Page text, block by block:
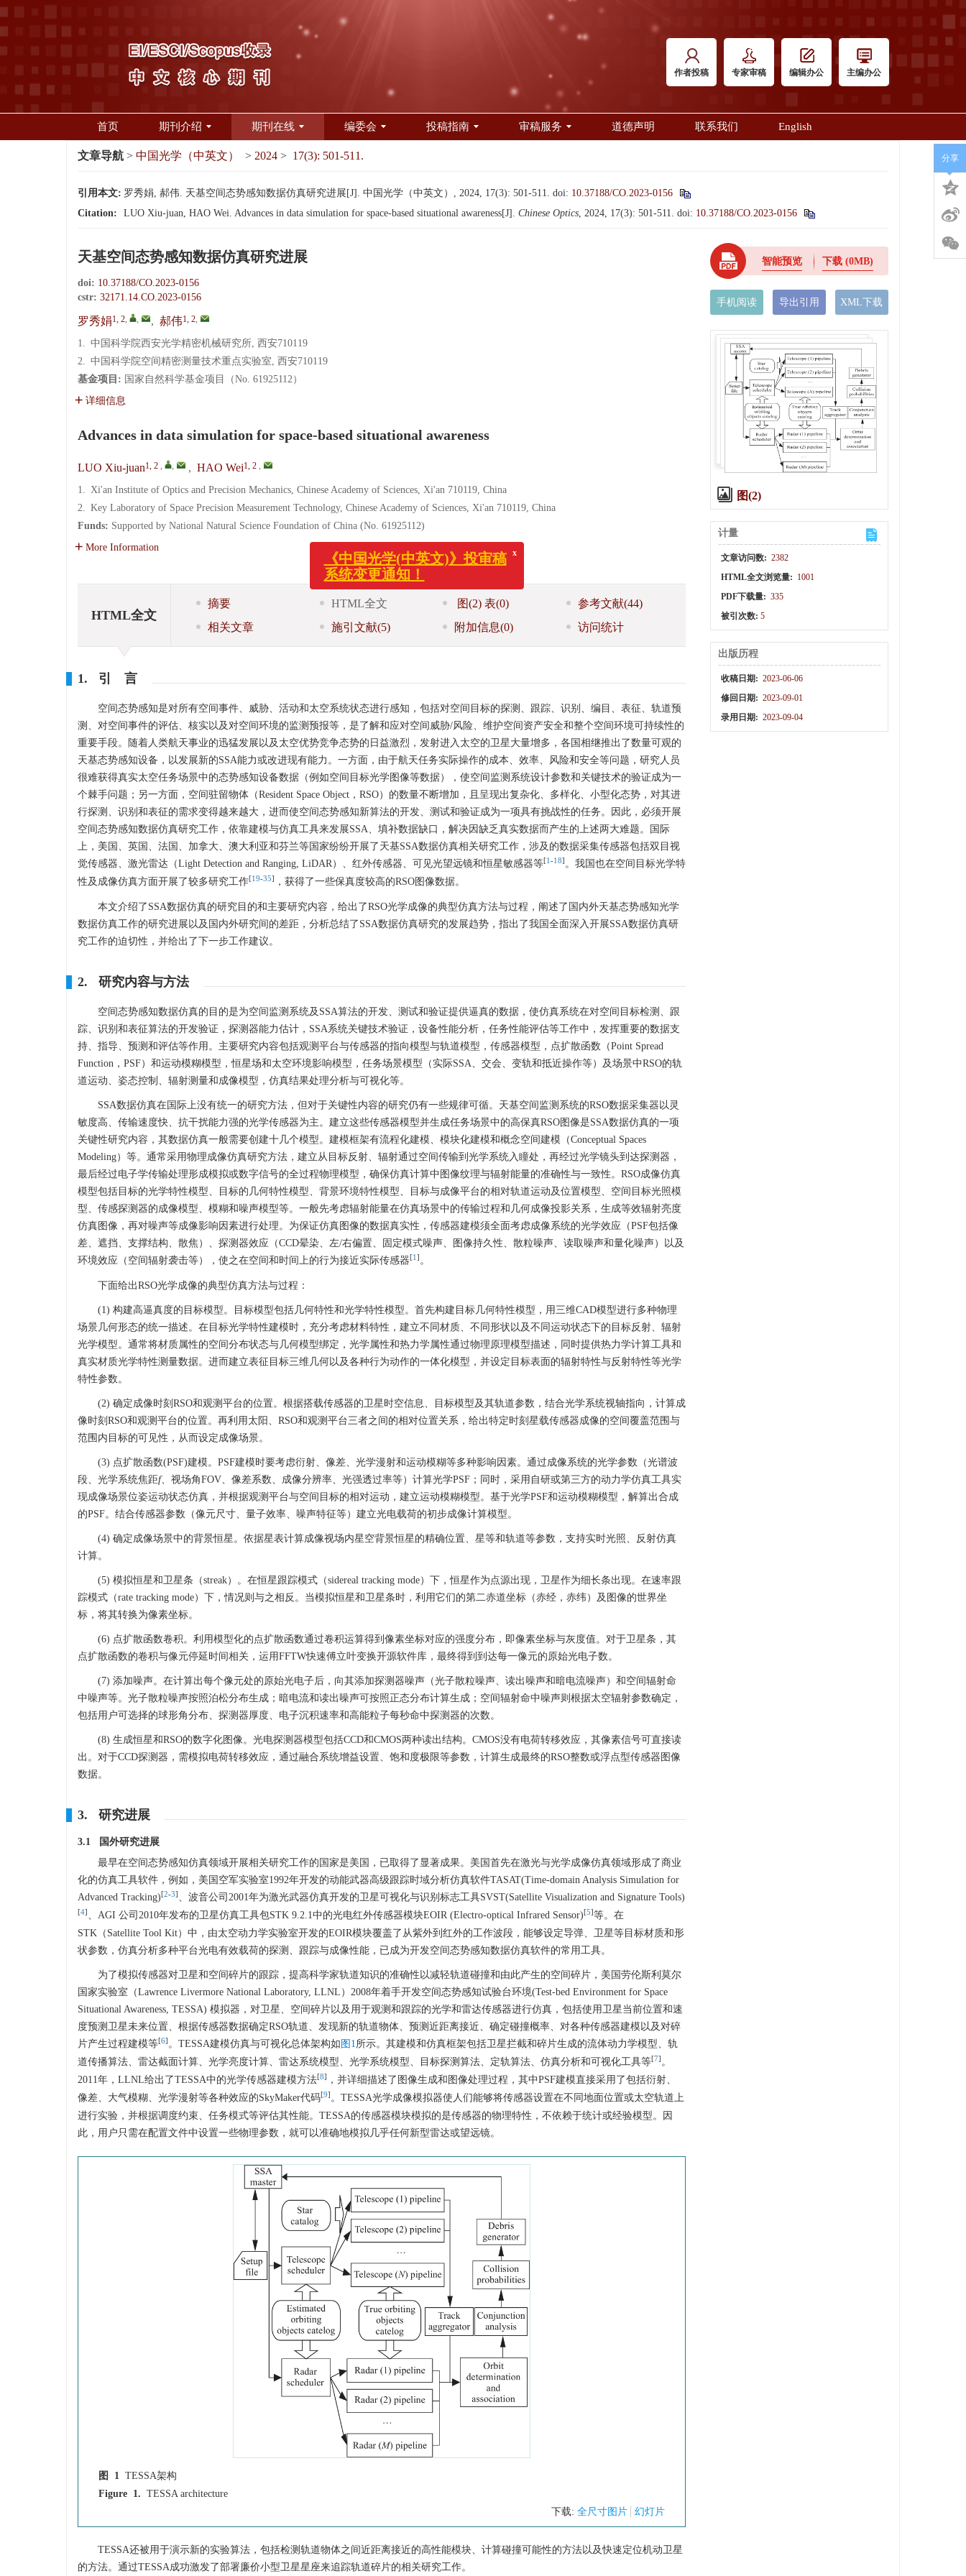
作者投稿 专家审稿 编辑办公 主编办公
首页 期刊介绍 期刊在线 编委会 投稿指南 审稿服务 道德声明 联系我们 English
文章导航 > 中国光学（中英文） > 2024 > 17(3): 501-511.
引用本文: 罗秀娟, 郝伟. 天基空间态势感知数据仿真研究进展[J]. 中国光学（中英文）, 2024, 17(3): 501-511. doi: 10.37188/CO.2023-0156
Citation:
LUO Xiu-juan, HAO Wei. Advances in data simulation for space-based situational awareness[J]. Chinese Optics, 2024, 17(3): 501-511. doi: 10.37188/CO.2023-0156
天基空间态势感知数据仿真研究进展
doi: 10.37188/CO.2023-0156
cstr: 32171.14.CO.2023-0156
罗秀娟1, 2, , , 郝伟1, 2,
1. 中国科学院西安光学精密机械研究所, 西安710119
2. 中国科学院空间精密测量技术重点实验室, 西安710119
基金项目: 国家自然科学基金项目（No. 61925112）
详细信息
Advances in data simulation for space-based situational awareness
LUO Xiu-juan1, 2 , , , HAO Wei1, 2 ,
1. Xi'an Institute of Optics and Precision Mechanics, Chinese Academy of Sciences, Xi'an 710119, China
2. Key Laboratory of Space Precision Measurement Technology, Chinese Academy of Sciences, Xi'an 710119, China
Funds: Supported by National Natural Science Foundation of China (No. 61925112)
More Information
HTML全文
摘要 HTML全文 图(2) 表(0) 参考文献(44)
相关文章
施引文献(5) 附加信息(0) 访问统计
1. 引 言
空间态势感知是对所有空间事件、威胁、活动和太空系统状态进行感知，包括对空间目标的探测、跟踪、识别、编目、表征、轨道预
测、对空间事件的评估、核实以及对空间环境的监测预报等，是了解和应对空间威胁/风险、维护空间资产安全和整个空间环境可持续性的
重要手段。随着人类航天事业的迅猛发展以及太空优势竞争态势的日益激烈，发射进入太空的卫星大量增多，各国相继推出了数量可观的
天基态势感知设备，以发展新的SSA能力或改进现有能力。一方面，由于航天任务实际操作的成本、效率、风险和安全等问题，研究人员
很难获得真实太空任务场景中的态势感知设备数据（例如空间目标光学图像等数据），使空间监测系统设计参数和关键技术的验证成为一
个棘手问题；另一方面，空间驻留物体（Resident Space Object，RSO）的数量不断增加，且呈现出复杂化、多样化、小型化态势，对其进
行探测、识别和表征的需求变得越来越大，进而使空间态势感知新算法的开发、测试和验证成为一项具有挑战性的任务。因此，必须开展
空间态势感知数据仿真研究工作，依靠建模与仿真工具来发展SSA、填补数据缺口，解决因缺乏真实数据而产生的上述两大难题。国际
上，美国、英国、法国、加拿大、澳大利亚和芬兰等国家纷纷开展了天基SSA数据仿真相关研究工作，涉及的数据采集传感器包括双目视
觉传感器、激光雷达（Light Detection and Ranging, LiDAR）、红外传感器、可见光望远镜和恒星敏感器等[1 -18] 。我国也在空间目标光学特
性及成像仿真方面开展了较多研究工作[19-35] ，获得了一些保真度较高的RSO图像数据。
本文介绍了SSA数据仿真的研究目的和主要研究内容，给出了RSO光学成像的典型仿真方法与过程，阐述了国内外天基态势感知光学
数据仿真工作的研究进展以及国内外研究间的差距，分析总结了SSA数据仿真研究的发展趋势，指出了我国全面深入开展SSA数据仿真研
究工作的迫切性，并给出了下一步工作建议。
2. 研究内容与方法
空间态势感知数据仿真的目的是为空间监测系统及SSA算法的开发、测试和验证提供逼真的数据，使仿真系统在对空间目标检测、跟
踪、识别和表征算法的开发验证，探测器能力估计，SSA系统关键技术验证，设备性能分析，任务性能评估等工作中，发挥重要的数据支
持、指导、预测和评估等作用。主要研究内容包括观测平台与传感器的指向模型与轨道模型，传感器模型，点扩散函数（Point Spread
Function，PSF）和运动模糊模型，恒星场和太空环境影响模型，任务场景模型（实际SSA、交会、变轨和抵近操作等）及场景中RSO的轨
道运动、姿态控制、辐射测量和成像模型，仿真结果处理分析与可视化等。
SSA数据仿真在国际上没有统一的研究方法，但对于关键性内容的研究仍有一些规律可循。天基空间监测系统的RSO数据采集器以灵
敏度高、传输速度快、抗干扰能力强的光学传感器为主。建立这些传感器模型并生成任务场景中的高保真RSO图像是SSA数据仿真的一项
关键性研究内容，其数据仿真一般需要创建十几个模型。建模框架有流程化建模、模块化建模和概念空间建模（Conceptual Spaces
Modeling）等。通常采用物理成像仿真研究方法，建立从目标反射、辐射通过空间传输到光学系统入瞳处，再经过光学镜头到达探测器，
最后经过电子学传输处理形成模拟或数字信号的全过程物理模型，确保仿真计算中图像纹理与辐射能量的准确性与一致性。RSO成像仿真
模型包括目标的光学特性模型、目标的几何特性模型、背景环境特性模型、目标与成像平台的相对轨道运动及位置模型、空间目标光照模
型、传感探测器的成像模型、模糊和噪声模型等。一般先考虑辐射能量在仿真场景中的传输过程和几何成像投影关系，生成等效辐射亮度
仿真图像，再对噪声等成像影响因素进行处理。为保证仿真图像的数据真实性，传感器建模须全面考虑成像系统的光学效应（PSF包括像
差、遮挡、支撑结构、散焦）、探测器效应（CCD晕染、左/右偏置、固定模式噪声、图像持久性、散粒噪声、读取噪声和量化噪声）以及
环境效应（空间辐射袭击等），使之在空间和时间上的行为接近实际传感器[1 ] 。
下面给出RSO光学成像的典型仿真方法与过程：
(1) 构建高逼真度的目标模型。目标模型包括几何特性和光学特性模型。首先构建目标几何特性模型，用三维CAD模型进行多种物理
场景几何形态的统一描述。在目标光学特性建模时，充分考虑材料特性，建立不同材质、不同形状以及不同运动状态下的目标反射、辐射
光学模型。通常将材质属性的空间分布状态与几何模型绑定，光学属性和热力学属性通过物理原理模型描述，同时提供热力学计算工具和
真实材质光学特性测量数据。进而建立表征目标三维几何以及各种行为动作的一体化模型，并设定目标表面的辐射特性与反射特性等光学
特性参数。
(2) 确定成像时刻RSO和观测平台的位置。根据搭载传感器的卫星时空信息、目标模型及其轨道参数，结合光学系统视轴指向，计算成
像时刻RSO和观测平台的位置。再利用太阳、RSO和观测平台三者之间的相对位置关系，给出特定时刻星载传感器成像的空间覆盖范围与
范围内目标的可见性，从而设定成像场景。
(3) 点扩散函数(PSF)建模。PSF建模时要考虑衍射、像差、光学漫射和运动模糊等多种影响因素。通过成像系统的光学参数（光谱波
段、光学系统焦距f、视场角FOV、像差系数、成像分辨率、光强透过率等）计算光学PSF；同时，采用自研或第三方的动力学仿真工具实
现成像场景位姿运动状态仿真，并根据观测平台与空间目标的相对运动，建立运动模糊模型。基于光学PSF和运动模糊模型，解算出合成
的PSF。结合传感器参数（像元尺寸、量子效率、噪声特征等）建立光电载荷的初步成像计算模型。
(4) 确定成像场景中的背景恒星。依据星表计算成像视场内星空背景恒星的精确位置、星等和轨道等参数，支持实时光照、反射仿真
计算。
(5) 模拟恒星和卫星条（streak）。在恒星跟踪模式（sidereal tracking mode）下，恒星作为点源出现，卫星作为细长条出现。在速率跟
踪模式（rate tracking mode）下，情况则与之相反。当模拟恒星和卫星条时，利用它们的第二赤道坐标（赤经，赤纬）及图像的世界坐
标，将其转换为像素坐标。
(6) 点扩散函数卷积。利用模型化的点扩散函数通过卷积运算得到像素坐标对应的强度分布，即像素坐标与灰度值。对于卫星条，其
点扩散函数的卷积与像元停延时间相关，运用FFTW快速傅立叶变换开源软件库，最终得到到达每一像元的原始光电子数。
(7) 添加噪声。在计算出每个像元处的原始光电子后，向其添加探测器噪声（光子散粒噪声、读出噪声和暗电流噪声）和空间辐射命
中噪声等。光子散粒噪声按照泊松分布生成；暗电流和读出噪声可按照正态分布计算生成；空间辐射命中噪声则根据太空辐射参数确定，
包括用户可选择的球形角分布、探测器厚度、电子沉积速率和高能粒子每秒命中探测器的次数。
(8) 生成恒星和RSO的数字化图像。光电探测器模型包括CCD和CMOS两种读出结构。CMOS没有电荷转移效应，其像素信号可直接读
出。对于CCD探测器，需模拟电荷转移效应，通过融合系统增益设置、饱和度极限等参数，计算生成最终的RSO整数或浮点型传感器图像
数据。
3. 研究进展
3.1 国外研究进展
最早在空间态势感知仿真领域开展相关研究工作的国家是美国，已取得了显著成果。美国首先在激光与光学成像仿真领域形成了商业
化的仿真工具软件，例如，美国空军实验室1992年开发的动能武器高级跟踪时域分析仿真软件TASAT(Time-domain Analysis Simulation for
Advanced Tracking)[2-3] 、波音公司2001年为激光武器仿真开发的卫星可视化与识别标志工具SVST(Satellite Visualization and Signature Tools)
[4] 、AGI 公司2010年发布的卫星仿真工具包STK 9.2.1中的光电红外传感器模块EOIR (Electro-optical Infrared Sensor)[5]等。在
STK（Satellite Tool Kit）中，由太空动力学实验室开发的EOIR模块覆盖了从紫外到红外的工作波段，能够设定导弹、卫星等目标材质和形
状参数，仿真分析多种平台光电有效载荷的探测、跟踪与成像性能，已成为开发空间态势感知数据仿真软件的常用工具。
为了模拟传感器对卫星和空间碎片的跟踪，提高科学家轨道知识的准确性以减轻轨道碰撞和由此产生的空间碎片，美国劳伦斯利莫尔
国家实验室（Lawrence Livermore National Laboratory, LLNL）2008年着手开发空间态势感知试验台环境(Test-bed Environment for Space
Situational Awareness, TESSA) 模拟器，对卫星、空间碎片以及用于观测和跟踪的光学和雷达传感器进行仿真，包括使用卫星当前位置和速
度预测卫星未来位置、根据传感器数据确定RSO轨道、发现新的轨道物体、预测近距离接近、确定碰撞概率、对各种传感器建模以及对碎
片产生过程建模等[6] 。TESSA建模仿真与可视化总体架构如 图1所示。其建模和仿真框架包括卫星拦截和碎片生成的流体动力学模型、轨
道传播算法、雷达截面计算、光学亮度计算、雷达系统模型、光学系统模型、目标探测算法、定轨算法、仿真分析和可视化工具等[7] 。
2011年，LLNL给出了TESSA中的光学传感器建模方法[8]
，并详细描述了图像生成和图像处理过程，其中PSF建模直接采用了包括衍射、
像差、大气模糊、光学漫射等各种效应的SkyMaker代码[9] 。TESSA光学成像模拟器使人们能够将传感器设置在不同地面位置或太空轨道上
进行实验，并根据调度约束、任务模式等评估其性能。TESSA的传感器模块模拟的是传感器的物理特性，不依赖于统计或经验模型。因
此，用户只需在配置文件中设置一些物理参数，就可以准确地模拟几乎任何新型雷达或望远镜。
图 1
TESSA架构
Figure 1. TESSA architecture
下载: 全尺寸图片 幻灯片
TESSA还被用于演示新的实验算法，包括检测轨道物体之间近距离接近的高性能模块、计算碰撞可能性的方法以及快速定位机动卫星
的方法。通过TESSA成功激发了部署廉价小型卫星星座来追踪轨道碎片的相关研究工作。
智能预览 下载 (0MB)
手机阅读 导出引用 XML下载
图(2)
计量
文章访问数: 2382
HTML全文浏览量: 1001
PDF下载量: 335
被引次数: 5
出版历程
收稿日期: 2023-06-06
修回日期: 2023-09-01
录用日期: 2023-09-04
分享
x
《中国光学(中英文)》投审稿
系统变更通知！